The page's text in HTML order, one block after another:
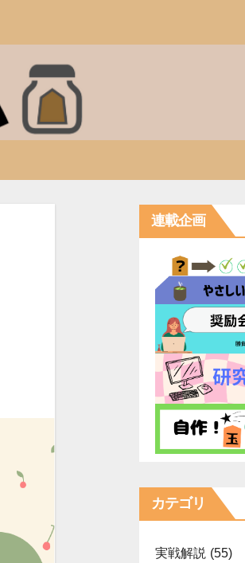
連載企画
カテゴリ
実戦解説 (55)